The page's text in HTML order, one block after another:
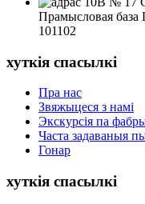
Прамысловая база
101102
хуткія спасылкі
Пра нас
Звяжыцеся з намі
Экскурсія па
Часта задаваныя
Гонар
хуткія спасылкі